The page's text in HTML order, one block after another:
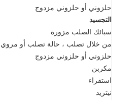
حلزوني أو حلزوني مزدوج
التجسيد
سبائك الصلب مزورة
من خلال تصلب ، حالة تصلب أو
حلزوني أو حلزوني مزدوج
مكربن
استقراء
نيتريد